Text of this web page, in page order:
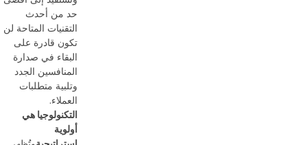
حد من أحدث
التقنيات المتاحة لن
تكون قادرة على
البقاء في صدارة
المنافسين الجدد
وتلبية متطلبات
العملاء.
التكنولوجيا هي
أولوية